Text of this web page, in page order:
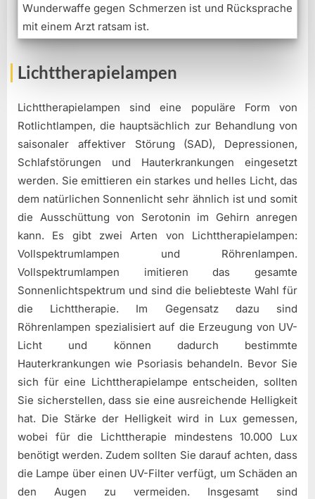
Wunderwaffe gegen Schmerzen ist und Rücksprache
mit einem Arzt ratsam ist.
Lichttherapielampen
Lichttherapielampen sind eine populäre Form von
Rotlichtlampen, die hauptsächlich zur Behandlung von
saisonaler affektiver Störung (SAD), Depressionen,
Schlafstörungen und Hauterkrankungen eingesetzt
werden. Sie emittieren ein starkes und helles Licht, das
dem natürlichen Sonnenlicht sehr ähnlich ist und somit
die Ausschüttung von Serotonin im Gehirn anregen
kann. Es gibt zwei Arten von Lichttherapielampen:
Vollspektrumlampen und Röhrenlampen.
Vollspektrumlampen imitieren das gesamte
Sonnenlichtspektrum und sind die beliebteste Wahl für
die Lichttherapie. Im Gegensatz dazu sind
Röhrenlampen spezialisiert auf die Erzeugung von UV-
Licht und können dadurch bestimmte
Hauterkrankungen wie Psoriasis behandeln. Bevor Sie
sich für eine Lichttherapielampe entscheiden, sollten
Sie sicherstellen, dass sie eine ausreichende Helligkeit
hat. Die Stärke der Helligkeit wird in Lux gemessen,
wobei für die Lichttherapie mindestens 10.000 Lux
benötigt werden. Zudem sollten Sie darauf achten, dass
die Lampe über einen UV-Filter verfügt, um Schäden an
den Augen zu vermeiden. Insgesamt sind